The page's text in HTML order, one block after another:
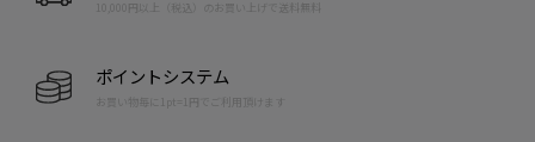
10,000円以上（税込）のお買い上げで送料無料
ポイントシステム
お買い物毎に1pt=1円でご利用頂けます